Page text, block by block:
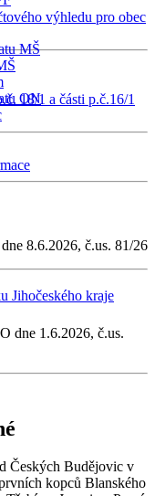
MŠ
ON
Jihočeského kraje
výhledu pro obec
18/1 a části p.č.16/1
8.6.2026, č.us. 81/26
dne 1.6.2026, č.us.
Českých Budějovic v
kopců Blanského